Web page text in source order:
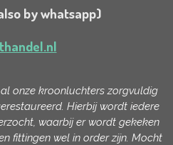
by whatsapp)
onze kroonluchters zorgvuldig
Hierbij wordt iedere
waarbij er wordt gekeken
fittingen wel in order zijn. Mocht